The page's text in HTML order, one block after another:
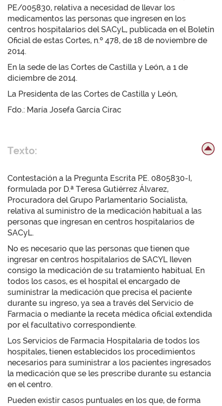
PE/005830, relativa a necesidad de llevar los
medicamentos las personas que ingresen en los
centros hospitalarios del SACyL, publicada en el Boletín
Oficial de estas Cortes, n.º 478, de 18 de noviembre de
2014.
En la sede de las Cortes de Castilla y León, a 1 de
diciembre de 2014.
La Presidenta de las Cortes de Castilla y León,
Fdo.: María Josefa García Cirac
Texto:
Contestación a la Pregunta Escrita PE. 0805830-I,
formulada por D.ª Teresa Gutiérrez Álvarez,
Procuradora del Grupo Parlamentario Socialista,
relativa al suministro de la medicación habitual a las
personas que ingresan en centros hospitalarios de
SACyL.
No es necesario que las personas que tienen que
ingresar en centros hospitalarios de SACYL Ileven
consigo la medicación de su tratamiento habitual. En
todos los casos, es el hospital el encargado de
suministrar la medicación que precisa el paciente
durante su ingreso, ya sea a través del Servicio de
Farmacia o mediante la receta médica oficial extendida
por el facultativo correspondiente.
Los Servicios de Farmacia Hospitalaria de todos los
hospitales, tienen establecidos los procedimientos
necesarios para suministrar a los pacientes ingresados
la medicación que se les prescribe durante su estancia
en el centro.
Pueden existir casos puntuales en los que, de forma